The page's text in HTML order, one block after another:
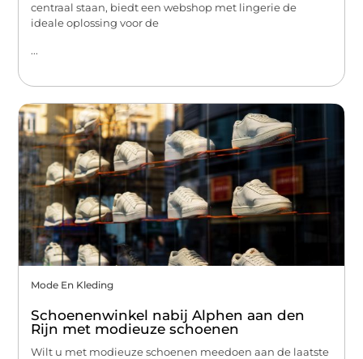
centraal staan, biedt een webshop met lingerie de
ideale oplossing voor de
...
Mode En Kleding
Schoenenwinkel nabij Alphen aan den
Rijn met modieuze schoenen
Wilt u met modieuze schoenen meedoen aan de laatste